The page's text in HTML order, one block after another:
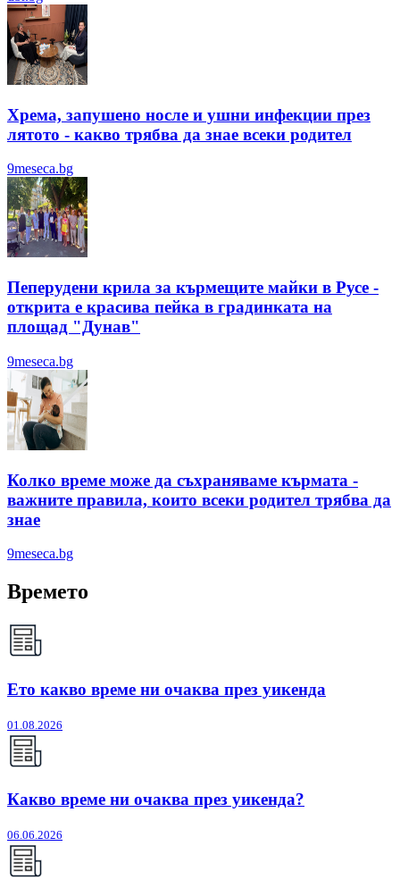
Хрема, запушено носле и ушни инфекции през
лятотo - какво трябва да знае всеки родител
9meseca.bg
Пеперудени крила за кърмещите майки в Русе -
открита е красива пейка в градинката на
площад "Дунав"
9meseca.bg
Колко време може да съхраняваме кърмата -
важните правила, които всеки родител трябва да
знае
9meseca.bg
Времето
Ето какво време ни очаква през уикенда
01.08.2026
Какво време ни очаква през уикенда?
06.06.2026